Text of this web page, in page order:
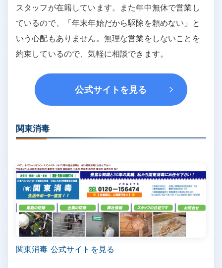
スタッフが在籍しています。また年中無休で営業し
ているので、「年末年始だから駆除を頼めない」と
いう心配もありません。無理な営業をしないことを
約束しているので、気軽に相談できます。
公式サイトを見る
関東消毒
関東消毒 公式サイトを見る